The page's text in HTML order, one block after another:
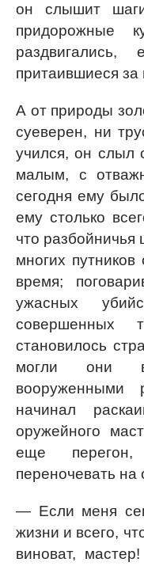
он слышит
придорожные
притаившиеся
А от природы
суеверен, ни
учился, он слыл
малым, с
сегодня ему
ему столько
что разбойничья
многих
время;
ужасных
становилось
могли они
вооруженными
начинал
оружейного
еще
переночевать на
— Если меня
жизни и всего,
виноват,